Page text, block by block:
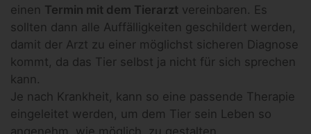
einen Termin mit dem Tierarzt vereinbaren. Es
sollten dann alle Auffälligkeiten geschildert werden,
damit der Arzt zu einer möglichst sicheren Diagnose
kommt, da das Tier selbst ja nicht für sich sprechen
kann.
Je nach Krankheit, kann so eine passende Therapie
eingeleitet werden, um dem Tier sein Leben so
angenehm, wie möglich, zu gestalten.